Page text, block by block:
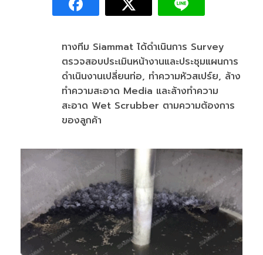
ทางทีม Siammat ได้ดำเนินการ Survey
ตรวจสอบประเมินหน้างานและประชุมแผนการ
ดำเนินงานเปลี่ยนท่อ, ทำความหัวสเปร์ย, ล้าง
ทำความสะอาด Media และล้างทำความ
สะอาด Wet Scrubber ตามความต้องการ
ของลูกค้า